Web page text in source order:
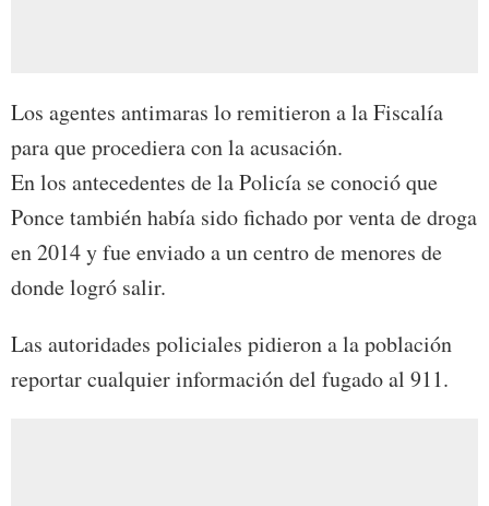
Los agentes antimaras lo remitieron a la Fiscalía
para que procediera con la acusación.
En los antecedentes de la Policía se conoció que
Ponce también había sido fichado por venta de droga
en 2014 y fue enviado a un centro de menores de
donde logró salir.
Las autoridades policiales pidieron a la población
reportar cualquier información del fugado al 911.